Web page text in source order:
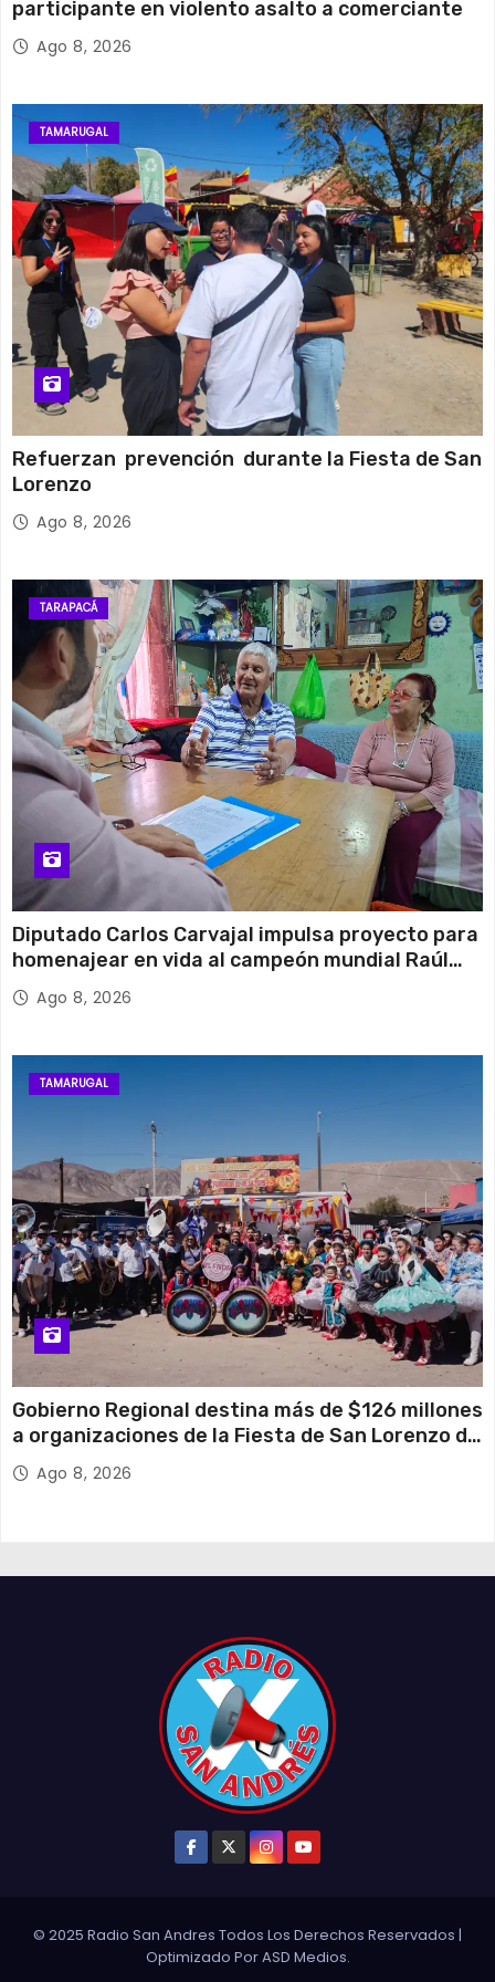
participante en violento asalto a comerciante
Ago 8, 2026
TAMARUGAL
Refuerzan prevención durante la Fiesta de San
Lorenzo
Ago 8, 2026
TARAPACÁ
Diputado Carlos Carvajal impulsa proyecto para
homenajear en vida al campeón mundial Raúl
Choque
Ago 8, 2026
TAMARUGAL
Gobierno Regional destina más de $126 millones
a organizaciones de la Fiesta de San Lorenzo de
Tarapacá
Ago 8, 2026
© 2025 Radio San Andres Todos Los Derechos Reservados |
Optimizado PorASD Medios.